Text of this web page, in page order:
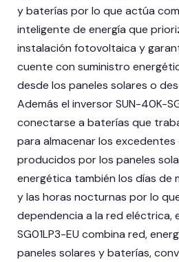
y baterías por lo que actúa
inteligente de energía que
instalación fotovoltaica y
cuente con suministro
desde los paneles solares o
Además el inversor SUN-40K-
conectarse a baterías que
para almacenar los excedentes
producidos por los paneles
energética también los días de
y las horas nocturnas por lo
dependencia a la red eléctrica,
SG01LP3-EU combina red,
paneles solares y baterías,